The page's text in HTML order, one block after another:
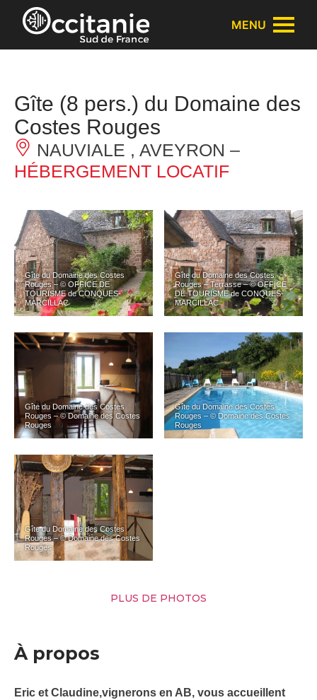
Panneau de gestion des cookies
MENU
Gîte (8 pers.) du Domaine des
Costes Rouges
NAUVIALE , AVEYRON –
HÉBERGEMENT LOCATIF
Gîte du Domaine des Costes
Rouges – © OFFICE DE
TOURISME de CONQUES-
MARCILLAC
Gîte du Domaine des Costes
Rouges – Terrasse – © OFFICE
DE TOURISME de CONQUES-
MARCILLAC
Gîte du Domaine des Costes
Rouges – © Domaine des Costes
Rouges
Gîte du Domaine des Costes
Rouges – © Domaine des Costes
Rouges
Gîte du Domaine des Costes
Rouges – © Domaine des Costes
Rouges
PLUS DE PHOTOS
À propos
Eric et Claudine,vignerons en AB, vous accueillent